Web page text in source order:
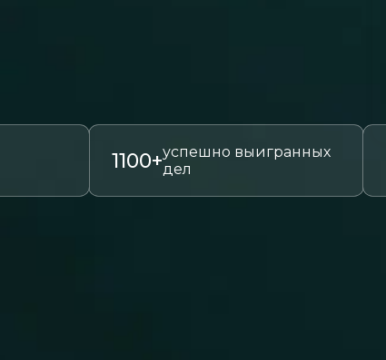
1100+успешно выигранных
дел